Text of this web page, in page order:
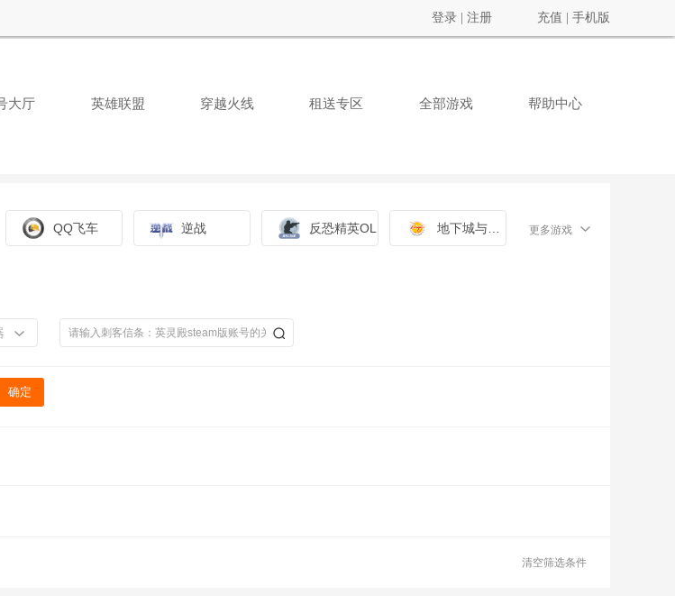
登录 注册 充值 手机版
大厅 英雄联盟 穿越火线 租送专区 全部游戏 帮助中心
QQ飞车 逆战 反恐精英OL 更多游戏
确定
清空筛选条件